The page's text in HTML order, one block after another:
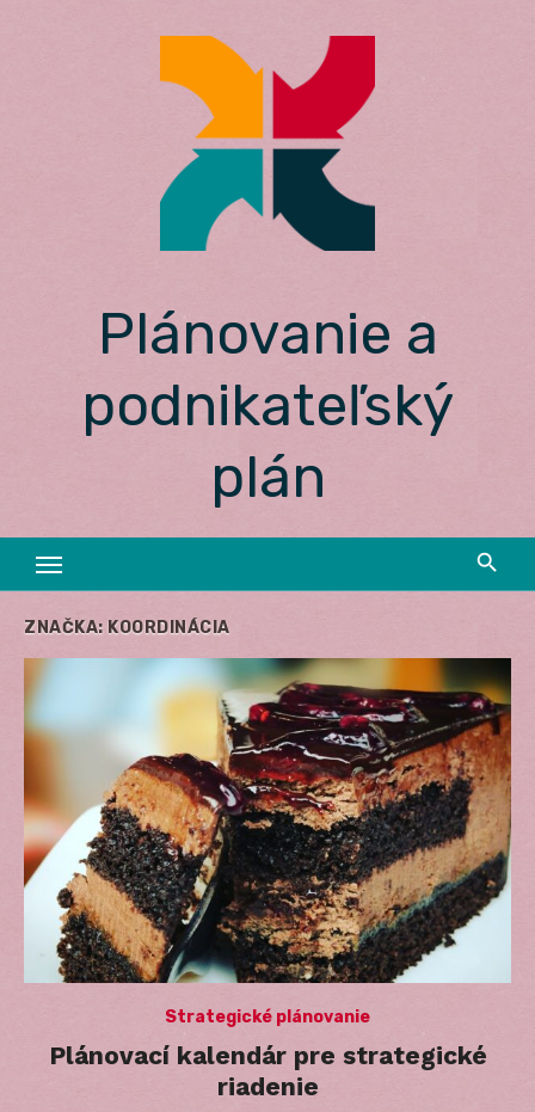
Plánovanie a
podnikateľský
plán
ZNAČKA: KOORDINÁCIA
Strategické plánovanie
Plánovací kalendár pre strategické
riadenie